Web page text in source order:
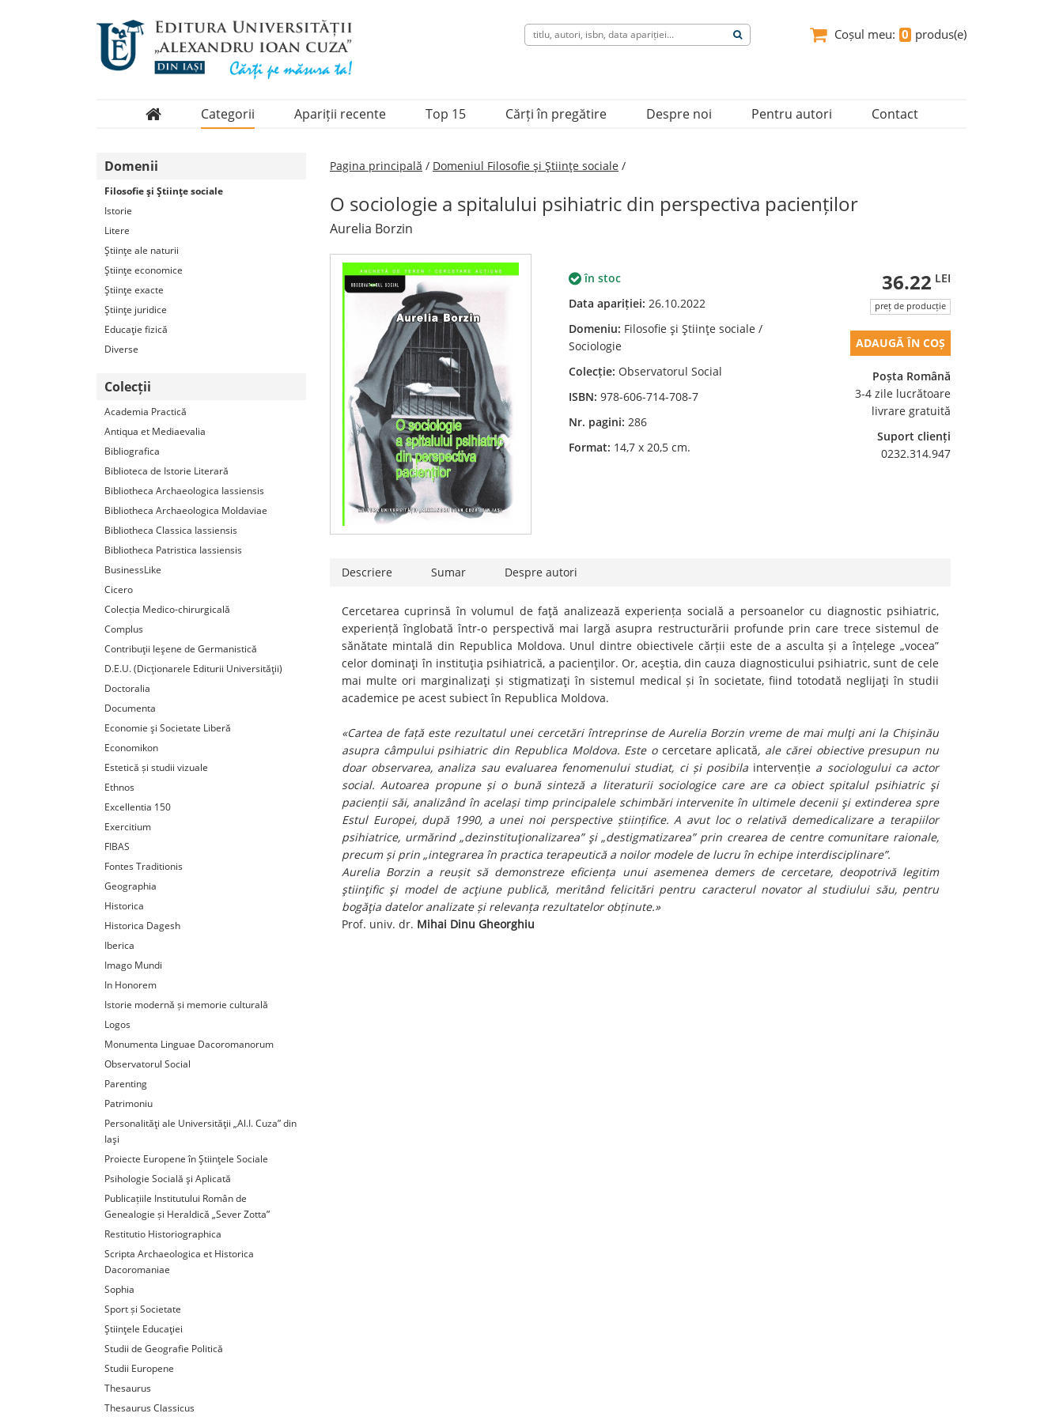
Coșul meu: 0 produs(e)
Categorii
Periodice
Apariții recente Top 15 Cărți în pregătire Despre noi Pentru autori Contact
Domenii
Filosofie şi Ştiinţe sociale
Istorie
Litere
Ştiinţe ale naturii
Ştiinţe economice
Ştiinţe exacte
Ştiinţe juridice
Educaţie fizică
Diverse
Colecții
Academia Practică
Antiqua et Mediaevalia
Bibliografica
Biblioteca de Istorie Literară
Bibliotheca Archaeologica Iassiensis
Bibliotheca Archaeologica Moldaviae
Bibliotheca Classica Iassiensis
Bibliotheca Patristica Iassiensis
BusinessLike
Cicero
Colecția Medico-chirurgicală
Complus
Contribuţii Ieşene de Germanistică
D.E.U. (Dicţionarele Editurii Universităţii)
Doctoralia
Documenta
Economie şi Societate Liberă
Economikon
Estetică și studii vizuale
Ethnos
Excellentia 150
Exercitium
FIBAS
Fontes Traditionis
Geographia
Historica
Historica Dagesh
Iberica
Imago Mundi
In Honorem
Istorie modernă și memorie culturală
Logos
Monumenta Linguae Dacoromanorum
Observatorul Social
Parenting
Patrimoniu
Personalităţi ale Universităţii „Al.I. Cuza” din
Iaşi
Proiecte Europene în Ştiinţele Sociale
Psihologie Socială şi Aplicată
Publicațiile Institutului Român de
Genealogie și Heraldică „Sever Zotta”
Restitutio Historiographica
Scripta Archaeologica et Historica
Dacoromaniae
Sophia
Sport și Societate
Ştiinţele Educaţiei
Studii de Geografie Politică
Studii Europene
Thesaurus
Thesaurus Classicus
Pagina principală / Domeniul Filosofie şi Ştiinţe sociale /
O sociologie a spitalului psihiatric din perspectiva pacienților
Aurelia Borzin
în stoc
Data apariției:26.10.2022
Domeniu: Filosofie şi Ştiinţe sociale /
Sociologie
Colecție: Observatorul Social
ISBN:978-606-714-708-7
Nr. pagini:286
Format: 14,7 x 20,5 cm.
36.22 LEI
preț de producție
ADAUGĂ ÎN COȘ
Poșta Română
3-4 zile lucrătoare
livrare gratuită
Suport clienți
0232.314.947
Descriere Sumar Despre autori
Cercetarea cuprinsă în volumul de faţă analizează experiența socială a persoanelor cu diagnostic psihiatric,
experiență înglobată într-o perspectivă mai largă asupra restructurării profunde prin care trece sistemul de
sănătate mintală din Republica Moldova. Unul dintre obiectivele cărții este de a asculta și a înțelege „vocea”
celor dominaţi în instituţia psihiatrică, a pacienţilor. Or, aceştia, din cauza diagnosticului psihiatric, sunt de cele
mai multe ori marginalizaţi și stigmatizaţi în sistemul medical și în societate, fiind totodată neglijaţi în studii
academice pe acest subiect în Republica Moldova.
«Cartea de față este rezultatul unei cercetări întreprinse de Aurelia Borzin vreme de mai mulţi ani la Chișinău
asupra câmpului psihiatric din Republica Moldova. Este o cercetare aplicată, ale cărei obiective presupun nu
doar observarea, analiza sau evaluarea fenomenului studiat, ci și posibila intervenție a sociologului ca actor
social. Autoarea propune și o bună sinteză a literaturii sociologice care are ca obiect spitalul psihiatric şi
pacienții săi, analizând în același timp principalele schimbări intervenite în ultimele decenii şi extinderea spre
Estul Europei, după 1990, a unei noi perspective științifice. A avut loc o relativă demedicalizare a terapiilor
psihiatrice, urmărind „dezinstituţionalizarea” şi „destigmatizarea” prin crearea de centre comunitare raionale,
precum și prin „integrarea în practica terapeutică a noilor modele de lucru în echipe interdisciplinare”.
Aurelia Borzin a reușit să demonstreze eficiența unui asemenea demers de cercetare, deopotrivă legitim
ştiinţific şi model de acţiune publică, meritând felicitări pentru caracterul novator al studiului său, pentru
bogăţia datelor analizate și relevanța rezultatelor obținute.»
Prof. univ. dr. Mihai Dinu Gheorghiu